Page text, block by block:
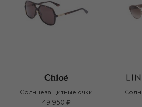
Солнцезащитные очки
49 950 ₽